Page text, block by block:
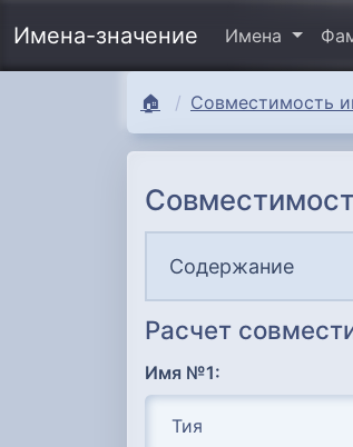
Имена-значение Имена
🏠 Совместимость
Содержание
Расчет
Имя №1: